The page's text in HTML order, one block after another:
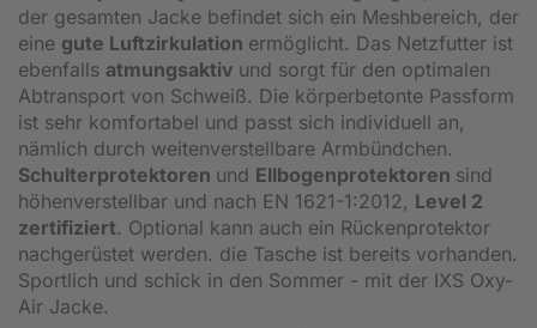
der gesamten Jacke befindet sich ein Meshbereich, der
eine gute Luftzirkulation ermöglicht. Das Netzfutter ist
ebenfalls atmungsaktiv und sorgt für den optimalen
Abtransport von Schweiß. Die körperbetonte Passform
ist sehr komfortabel und passt sich individuell an,
nämlich durch weitenverstellbare Armbündchen.
Schulterprotektoren und Ellbogenprotektoren sind
höhenverstellbar und nach EN 1621-1:2012, Level 2
zertifiziert. Optional kann auch ein Rückenprotektor
nachgerüstet werden. die Tasche ist bereits vorhanden.
Sportlich und schick in den Sommer - mit der IXS Oxy-
Air Jacke.